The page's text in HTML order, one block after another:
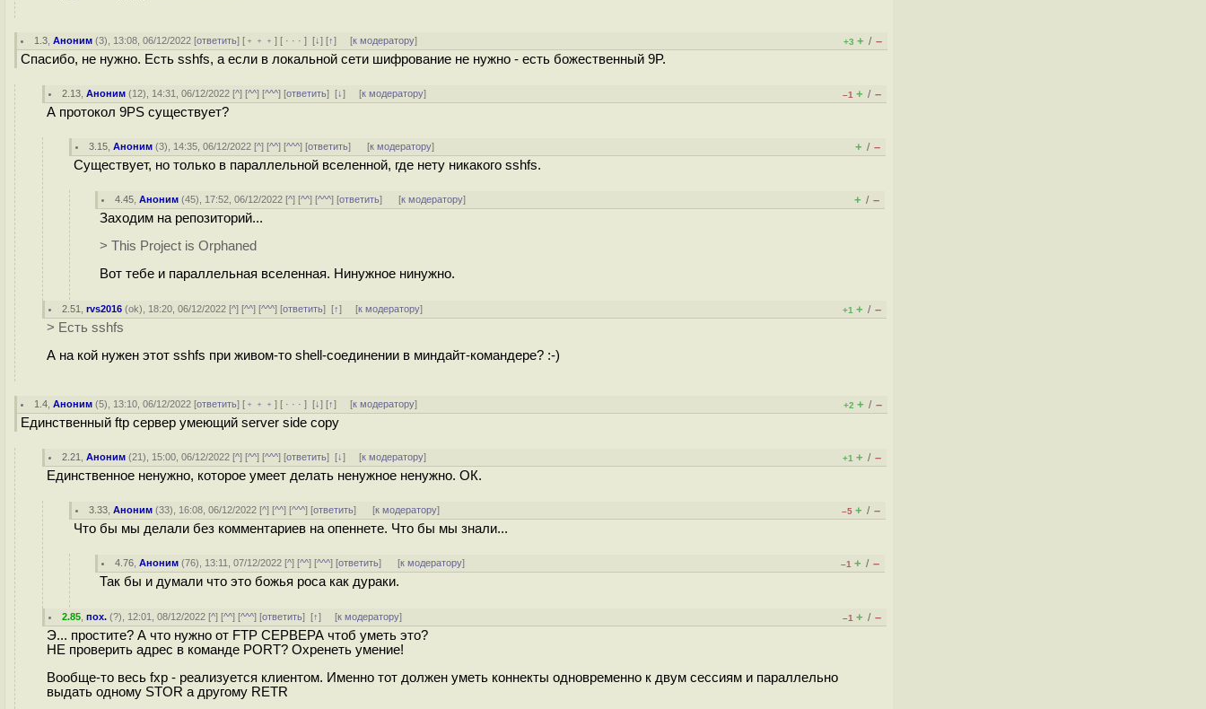
1.3 ,Аноним (3), 13:08, 06/12/2022 [ответить] [ ﹢﹢﹢] [ · · ·][↓] [↑] [к модератору] +3 + / –
Спасибо, не нужно. Есть sshfs, а если в локальной сети шифрование не нужно - есть божественный 9P.
2.13 ,Аноним (12), 14:31, 06/12/2022 [^] [^^] [^^^] [ответить][↓] [к модератору] –1 + / –
А протокол 9PS существует?
3.15 ,Аноним (3), 14:35, 06/12/2022 [^] [^^] [^^^] [ответить] [к модератору] + / –
Существует, но только в параллельной вселенной, где нету никакого sshfs.
4.45 ,Аноним (45), 17:52, 06/12/2022 [^] [^^] [^^^] [ответить] [к модератору] + / –
Заходим на репозиторий...
> This Project is Orphaned
Вот тебе и параллельная вселенная. Нинужное нинужно.
2.51 ,rvs2016 (ok), 18:20, 06/12/2022 [^] [^^] [^^^] [ответить][↑] [к модератору] +1 + / –
> Есть sshfs
А на кой нужен этот sshfs при живом-то shell-соединении в миндайт-командере? :-)
1.4 ,Аноним (5), 13:10, 06/12/2022 [ответить] [ ﹢﹢﹢] [ · · ·][↓] [↑] [к модератору] +2 + / –
Единственный ftp сервер умеющий server side copy
2.21 ,Аноним (21), 15:00, 06/12/2022 [^] [^^] [^^^] [ответить][↓] [к модератору] +1 + / –
Единственное ненужно, которое умеет делать ненужное ненужно. ОК.
3.33 ,Аноним (33), 16:08, 06/12/2022 [^] [^^] [^^^] [ответить] [к модератору] –5 + / –
Что бы мы делали без комментариев на опеннете. Что бы мы знали...
4.76 ,Аноним (76), 13:11, 07/12/2022 [^] [^^] [^^^] [ответить] [к модератору] –1 + / –
Так бы и думали что это божья роса как дураки.
2.85 ,пох. (?), 12:01, 08/12/2022 [^] [^^] [^^^] [ответить][↑] [к модератору] –1 + / –
Э... простите? А что нужно от FTP СЕРВЕРА чтоб уметь это?
НЕ проверить адрес в команде PORT? Охренеть умение!
Вообще-то весь fxp - реализуется клиентом. Именно тот должен уметь коннекты одновременно к двум сессиям и параллельно
выдать одному STOR а другому RETR